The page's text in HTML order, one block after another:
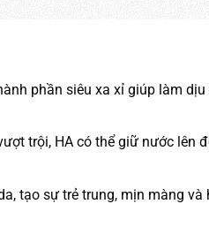
phần siêu xa xỉ giúp làm
trội, HA có thể giữ nước lên
tạo sự trẻ trung, mịn màng